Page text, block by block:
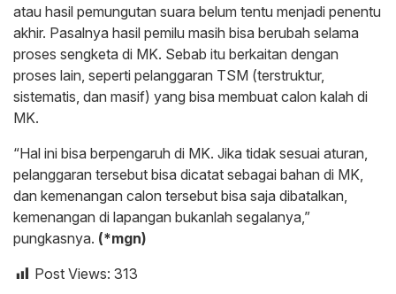
atau hasil pemungutan suara belum tentu menjadi penentu
akhir. Pasalnya hasil pemilu masih bisa berubah selama
proses sengketa di MK. Sebab itu berkaitan dengan
proses lain, seperti pelanggaran TSM (terstruktur,
sistematis, dan masif) yang bisa membuat calon kalah di
MK.
“Hal ini bisa berpengaruh di MK. Jika tidak sesuai aturan,
pelanggaran tersebut bisa dicatat sebagai bahan di MK,
dan kemenangan calon tersebut bisa saja dibatalkan,
kemenangan di lapangan bukanlah segalanya,”
pungkasnya. (*mgn)
Post Views: 313